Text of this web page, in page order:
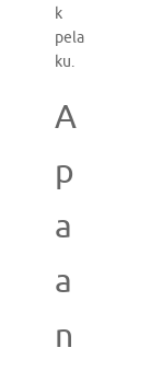
k
pela
ku.
A
p
a
a
n